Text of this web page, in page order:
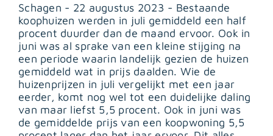
Schagen - 22 augustus 2023 - Bestaande
koophuizen werden in juli gemiddeld een half
procent duurder dan de maand ervoor. Ook in
juni was al sprake van een kleine stijging na
een periode waarin landelijk gezien de huizen
gemiddeld wat in prijs daalden. Wie de
huizenprijzen in juli vergelijkt met een jaar
eerder, komt nog wel tot een duidelijke daling
van maar liefst 5,5 procent. Ook in juni was
de gemiddelde prijs van een koopwoning 5,5